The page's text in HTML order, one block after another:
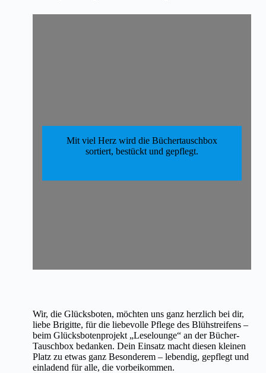
Mit viel Herz wird die Büchertauschbox
sortiert, bestückt und gepflegt.
Wir, die Glücksboten, möchten uns ganz herzlich bei dir,
liebe Brigitte, für die liebevolle Pflege des Blühstreifens –
beim Glücksbotenprojekt „Leselounge“ an der Bücher-
Tauschbox bedanken. Dein Einsatz macht diesen kleinen
Platz zu etwas ganz Besonderem – lebendig, gepflegt und
einladend für alle, die vorbeikommen.